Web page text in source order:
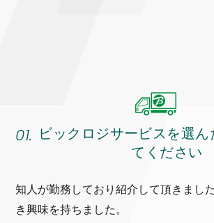
01. ビックロジサービスを選ん
てください
知人が勤務しており紹介して頂きまし
き興味を持ちました。